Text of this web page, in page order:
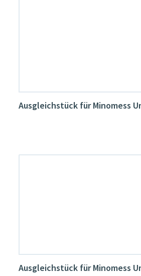
Ausgleichstück für Minomess
Ausgleichstück für Minomess